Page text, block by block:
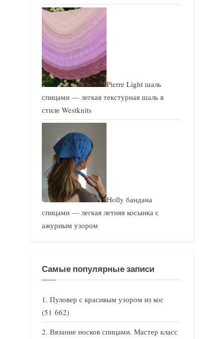
Pierre Light шаль
спицами — легкая текстурная шаль в
стиле Westknits
Holly бандана
спицами — легкая летняя косынка с
ажурным узором
Самые популярные записи
Пуловер с красивым узором из кос
(51 662)
Вязание носков спицами. Мастер класс